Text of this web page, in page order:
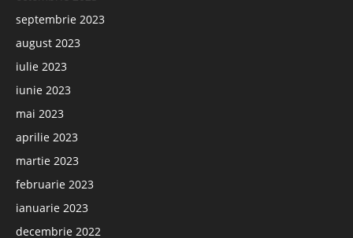
septembrie 2023
august 2023
iulie 2023
iunie 2023
mai 2023
aprilie 2023
martie 2023
februarie 2023
ianuarie 2023
decembrie 2022